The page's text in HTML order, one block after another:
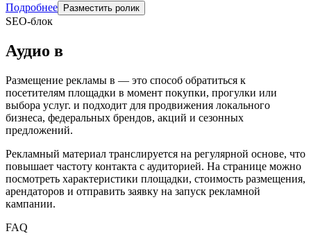
Подробнее
Разместить ролик
SEO-блок
Аудио в
Размещение рекламы в — это способ обратиться к
посетителям площадки в момент покупки, прогулки или
выбора услуг. и подходит для продвижения локального
бизнеса, федеральных брендов, акций и сезонных
предложений.
Рекламный материал транслируется на регулярной основе, что
повышает частоту контакта с аудиторией. На странице можно
посмотреть характеристики площадки, стоимость размещения,
арендаторов и отправить заявку на запуск рекламной
кампании.
FAQ